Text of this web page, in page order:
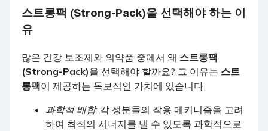
스트롱팩 (Strong-Pack)을 선택해야 하는 이
유
많은 건강 보조제와 의약품 중에서 왜 스트롱팩
(Strong-Pack)을 선택해야 할까요? 그 이유는 스트
롱팩이 제공하는 독보적인 가치에 있습니다.
과학적 배합: 각 성분들의 작용 메커니즘을 고려
하여 최적의 시너지를 낼 수 있도록 과학적으로